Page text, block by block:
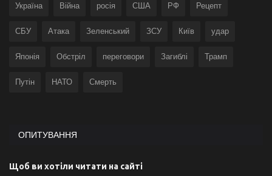
Україна Війна росія США РФ Рецепт
СБУ Атака Зеленський ЗСУ Київ удар
Японія Обстріл переговори Загиблі Трамп
Путін НАТО Смерть
ОПИТУВАННЯ
Щоб ви хотіли читати на сайті